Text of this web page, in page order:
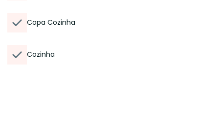
Copa Cozinha
Cozinha